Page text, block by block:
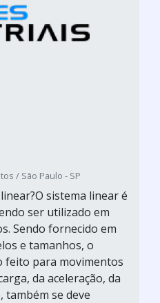
/ São Paulo - SP
sistema linear é
ser utilizado em
Sendo fornecido em
e tamanhos, o
feito para movimentos
da aceleração, da
também se deve